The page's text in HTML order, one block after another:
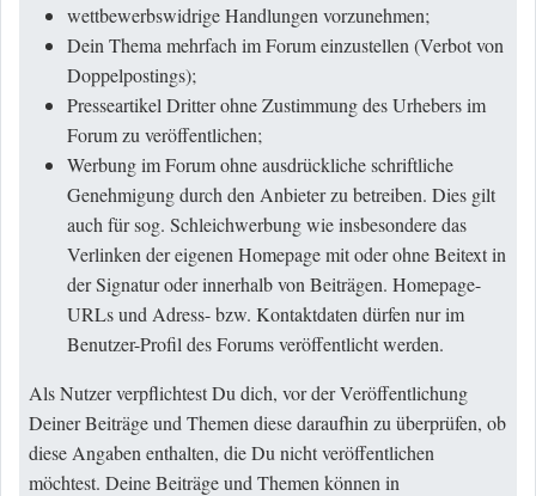
wettbewerbswidrige Handlungen vorzunehmen;
Dein Thema mehrfach im Forum einzustellen (Verbot von
Doppelpostings);
Presseartikel Dritter ohne Zustimmung des Urhebers im
Forum zu veröffentlichen;
Werbung im Forum ohne ausdrückliche schriftliche
Genehmigung durch den Anbieter zu betreiben. Dies gilt
auch für sog. Schleichwerbung wie insbesondere das
Verlinken der eigenen Homepage mit oder ohne Beitext in
der Signatur oder innerhalb von Beiträgen. Homepage-
URLs und Adress- bzw. Kontaktdaten dürfen nur im
Benutzer-Profil des Forums veröffentlicht werden.
Als Nutzer verpflichtest Du dich, vor der Veröffentlichung
Deiner Beiträge und Themen diese daraufhin zu überprüfen, ob
diese Angaben enthalten, die Du nicht veröffentlichen
möchtest. Deine Beiträge und Themen können in